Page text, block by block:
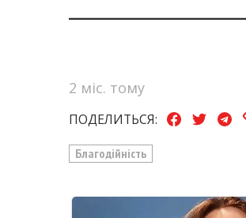
2 міс. тому
ПОДЕЛИТЬСЯ:
Благодійність